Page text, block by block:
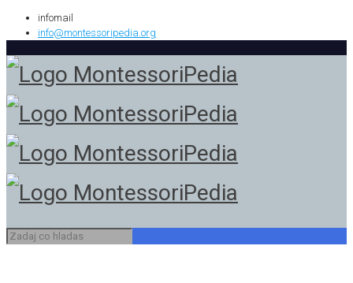
infomail
info@montessoripedia.org